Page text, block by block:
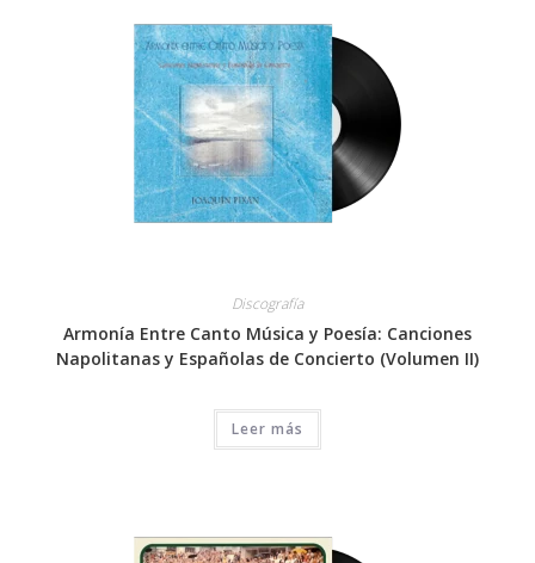
Discografía
Armonía Entre Canto Música y Poesía: Canciones
Napolitanas y Españolas de Concierto (Volumen II)
Leer más